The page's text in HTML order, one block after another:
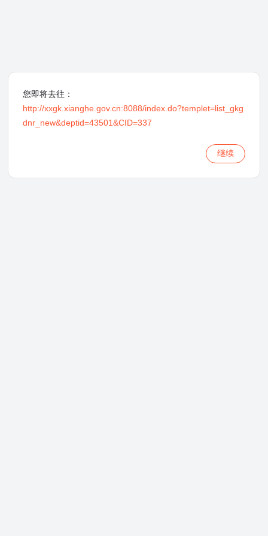
您即将去往：
http://xxgk.xianghe.gov.cn:8088/index.do?templet=list_gkg
dnr_new&deptid=43501&CID=337
继续